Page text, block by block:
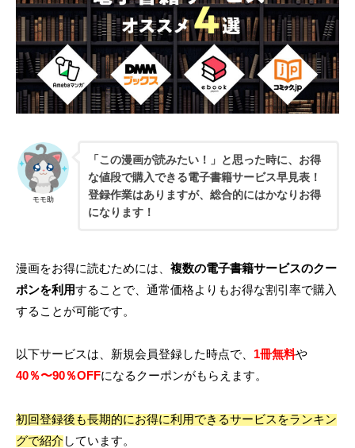
モモ助
「この漫画が読みたい！」と思った時に、お得
な値段で購入できる電子書籍サービス早見表！
登録作業はありますが、総合的にはかなりお得
になります！
漫画をお得に読むためには、 複数の電子書籍サービスのクー
ポンを利用することで、通常価格よりもお得な割引率で購入
することが可能です。
以下サービスは、新規会員登録した時点で、 1冊無料や
40％〜90％OFFになるクーポンがもらえます。
初回登録後も長期的にお得に利用できるサービスをランキン
グで紹介 しています。